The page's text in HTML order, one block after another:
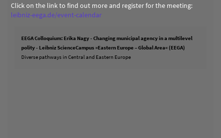
Click on the link to find out more and register for the meeting:
leibniz-eega.de/event-calendar
EEGA Colloquium: Erika Nagy - Changing municipal agency in a multilevel
polity - Leibniz ScienceCampus »Eastern Europe – Global Area« (EEGA)
Diverse pathways in Central and Eastern Europe